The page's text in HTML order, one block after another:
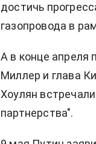
достичь
газопровода в
А в конце апреля
Миллер и глава
Хоулян
партнерства".